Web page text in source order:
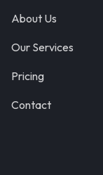
About Us
Our Services
Pricing
Contact